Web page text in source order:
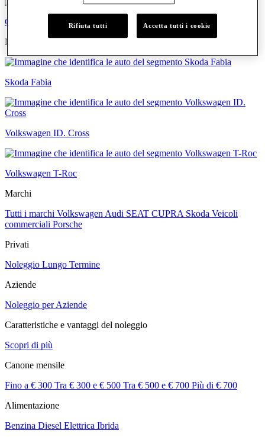
Commerciali
Modelli più cercati
Skoda Fabia
Volkswagen ID. Cross
Volkswagen T-Roc
Marchi
Tutti i marchi Volkswagen Audi SEAT CUPRA Skoda Veicoli
commerciali Porsche
Privati
Noleggio Lungo Termine
Aziende
Noleggio per Aziende
Caratteristiche e vantaggi del noleggio
Scopri di più
Canone mensile
Fino a € 300 Tra € 300 e € 500 Tra € 500 e € 700 Più di € 700
Alimentazione
Benzina Diesel Elettrica Ibrida
Rifiuta tutti Accetta tutti i cookie